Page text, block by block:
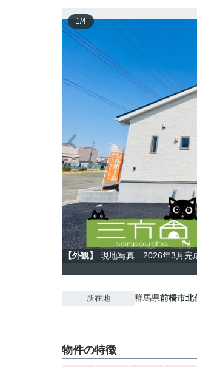
1/4
【外観】
現地写真 2026年3月完
所在地 群馬県前橋市北
物件の特徴